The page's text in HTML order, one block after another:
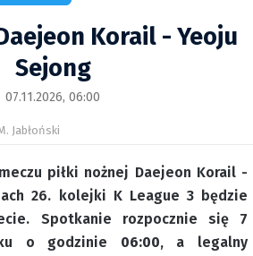
Korail - Yeoju
Sejong
07.11.2026, 06:00
Jabłoński
piłki nożnej Daejeon Korail -
26. kolejki K League 3 będzie
Spotkanie rozpocznie się 7
o godzinie 06:00, a legalny